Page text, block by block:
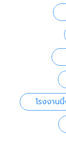
โรงงาน